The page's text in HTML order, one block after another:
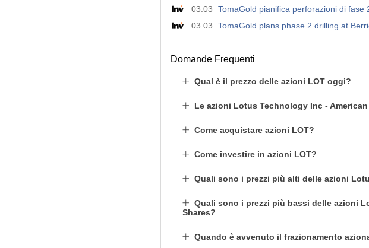
03.03
TomaGold pianifica perforazioni di
03.03
TomaGold plans phase 2 drilling at
Domande Frequenti
Qual è il prezzo delle azioni LOT oggi?
Le azioni Lotus Technology Inc -
Come acquistare azioni LOT?
Come investire in azioni LOT?
Quali sono i prezzi più alti delle azioni
Quali sono i prezzi più bassi delle azioni
Shares?
Quando è avvenuto il frazionamento